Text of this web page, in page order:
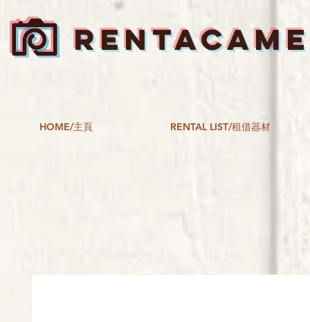
HOME/主頁 RENTAL LIST/租借器材